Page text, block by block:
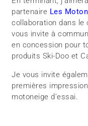
partenaire Les
collaboration dans
vous invite à
en concession pour
produits Ski-Doo et
Je vous invite
premières
motoneige d’essai.